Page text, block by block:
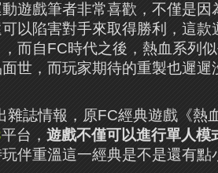
遊戲筆者非常喜歡，不僅是
以陷害對手來取得勝利，這款
而自FC時代之後，熱血系列
世，而玩家期待的重製也遲
雜誌情報，原FC經典遊戲《熱
平台， 遊戲不僅可以進行單人模
伴重溫這一經典是不是還有點